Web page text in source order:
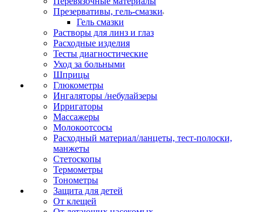
Презервативы, гель-смазки
Гель смазки
Растворы для линз и глаз
Расходные изделия
Тесты диагностические
Уход за больными
Шприцы
Глюкометры
Ингаляторы /небулайзеры
Ирригаторы
Массажеры
Молокоотсосы
Расходный материал/ланцеты, тест-полоски,
манжеты
Стетоскопы
Термометры
Тонометры
Защита для детей
От клещей